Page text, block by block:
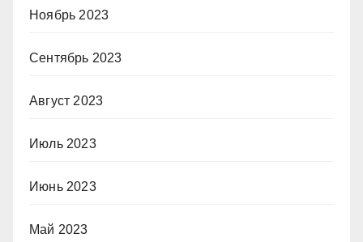
Ноябрь 2023
Сентябрь 2023
Август 2023
Июль 2023
Июнь 2023
Май 2023